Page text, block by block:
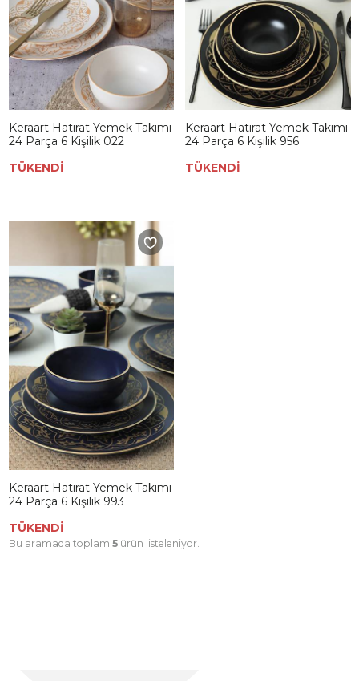
Keraart Hatırat Yemek Takımı
24 Parça 6 Kişilik 022
TÜKENDİ
Keraart Hatırat Yemek Takımı
24 Parça 6 Kişilik 956
TÜKENDİ
Keraart Hatırat Yemek Takımı
24 Parça 6 Kişilik 993
TÜKENDİ
Bu aramada toplam 5ürün listeleniyor.